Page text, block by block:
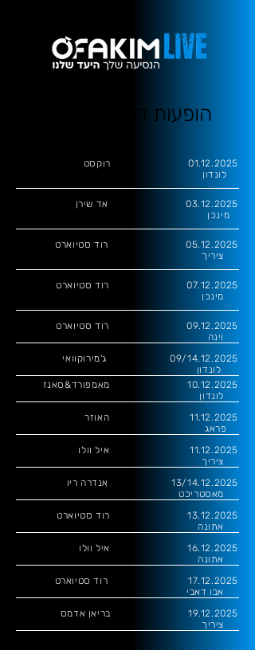
הופעות דצמבר 2025
01.12.2025 רוקסט
לונדון
03.12.2025 אד שירן
מינכן
05.12.2025 רוד סטיוארט
ציריך
07.12.2025 רוד סטיוארט
מינכן
09.12.2025 רוד סטיוארט
וינה
09/14.12.2025 ג'מירוקוואי
לונדון
10.12.2025 מאמפורד&סאנז
לונדון
11.12.2025 האוזר
פראג
11.12.2025 איל וולו
ציריך
13/14.12.2025 אנדרה ריו
מאסטריכט
13.12.2025 רוד סטיוארט
אתונה
16.12.2025 איל וולו
אתונה
17.12.2025 רוד סטיוארט
אבו דאבי
19.12.2025 בריאן אדמס
ציריך